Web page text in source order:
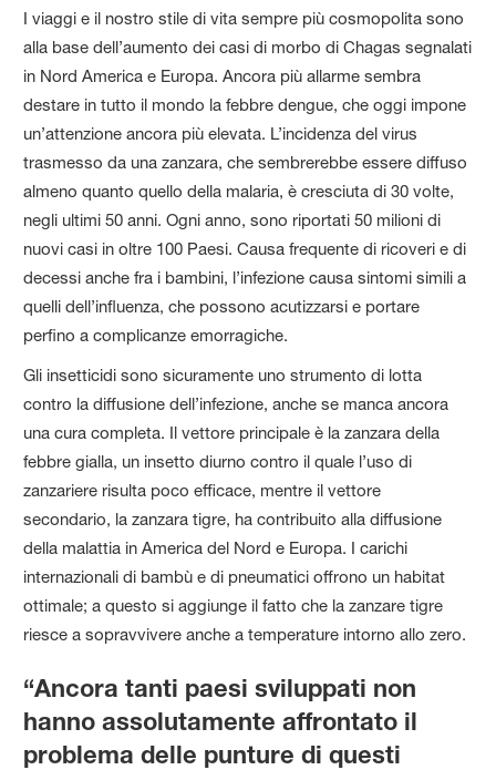
I viaggi e il nostro stile di vita sempre più cosmopolita sono
alla base dell’aumento dei casi di morbo di Chagas segnalati
in Nord America e Europa. Ancora più allarme sembra
destare in tutto il mondo la febbre dengue, che oggi impone
un’attenzione ancora più elevata. L’incidenza del virus
trasmesso da una zanzara, che sembrerebbe essere diffuso
almeno quanto quello della malaria, è cresciuta di 30 volte,
negli ultimi 50 anni. Ogni anno, sono riportati 50 milioni di
nuovi casi in oltre 100 Paesi. Causa frequente di ricoveri e di
decessi anche fra i bambini, l’infezione causa sintomi simili a
quelli dell’influenza, che possono acutizzarsi e portare
perfino a complicanze emorragiche.
Gli insetticidi sono sicuramente uno strumento di lotta
contro la diffusione dell’infezione, anche se manca ancora
una cura completa. Il vettore principale è la zanzara della
febbre gialla, un insetto diurno contro il quale l’uso di
zanzariere risulta poco efficace, mentre il vettore
secondario, la zanzara tigre, ha contribuito alla diffusione
della malattia in America del Nord e Europa. I carichi
internazionali di bambù e di pneumatici offrono un habitat
ottimale; a questo si aggiunge il fatto che la zanzare tigre
riesce a sopravvivere anche a temperature intorno allo zero.
“Ancora tanti paesi sviluppati non
hanno assolutamente affrontato il
problema delle punture di questi